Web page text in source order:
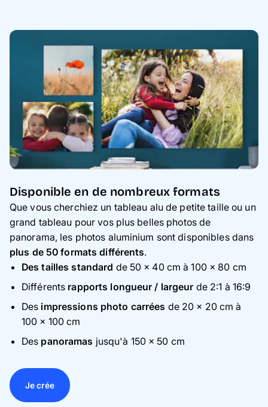
Disponible en de nombreux formats
Que vous cherchiez un tableau alu de petite taille ou un
grand tableau pour vos plus belles photos de
panorama, les photos aluminium sont disponibles dans
plus de 50 formats différents.
Des tailles standard de 50 × 40 cm à 100 × 80 cm
Différents rapports longueur / largeur de 2:1 à 16:9
Des impressions photo carrées de 20 × 20 cm à
100 × 100 cm
Des panoramas jusqu'à 150 × 50 cm
Je crée